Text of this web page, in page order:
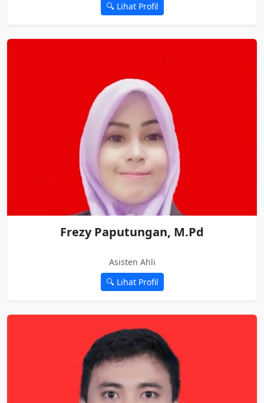
🔍 Lihat Profil
Frezy Paputungan, M.Pd
Asisten Ahli
🔍 Lihat Profil